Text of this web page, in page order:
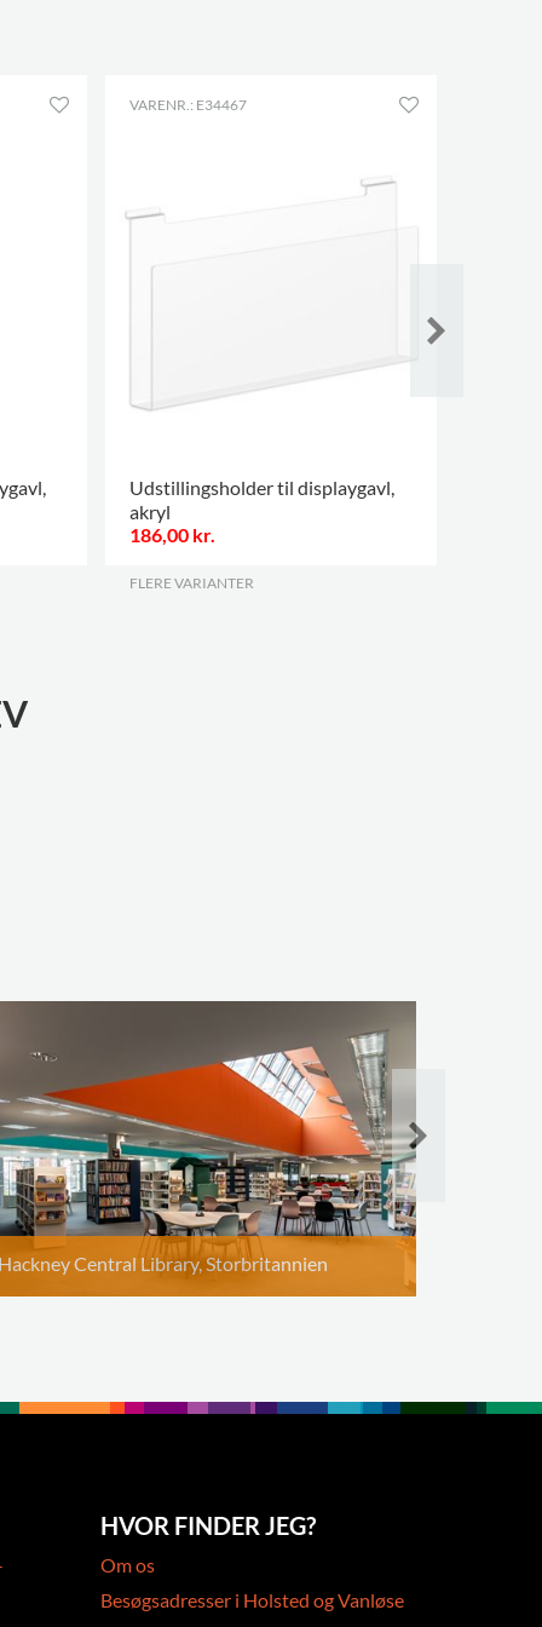
VARENR.: E34467
Udstillingsholder til displaygavl,
akryl
186,00 kr.
FLERE VARIANTER
Hackney Central Library, Storbritannien
HVOR FINDER JEG?
Om os
Besøgsadresser i Holsted og Vanløse